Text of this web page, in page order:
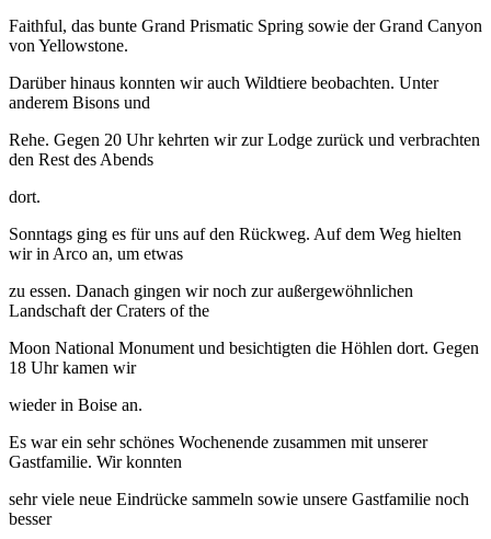
Faithful, das bunte Grand Prismatic Spring sowie der Grand Canyon
von Yellowstone.
Darüber hinaus konnten wir auch Wildtiere beobachten. Unter
anderem Bisons und
Rehe. Gegen 20 Uhr kehrten wir zur Lodge zurück und verbrachten
den Rest des Abends
dort.
Sonntags ging es für uns auf den Rückweg. Auf dem Weg hielten
wir in Arco an, um etwas
zu essen. Danach gingen wir noch zur außergewöhnlichen
Landschaft der Craters of the
Moon National Monument und besichtigten die Höhlen dort. Gegen
18 Uhr kamen wir
wieder in Boise an.
Es war ein sehr schönes Wochenende zusammen mit unserer
Gastfamilie. Wir konnten
sehr viele neue Eindrücke sammeln sowie unsere Gastfamilie noch
besser